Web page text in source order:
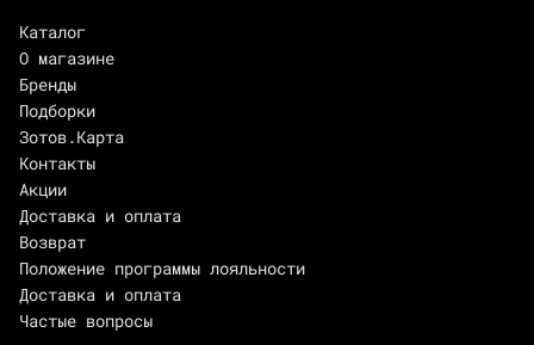
Каталог
О магазине
Бренды
Подборки
Зотов.Карта
Контакты
Акции
Доставка и оплата
Возврат
Положение программы лояльности
Доставка и оплата
Частые вопросы